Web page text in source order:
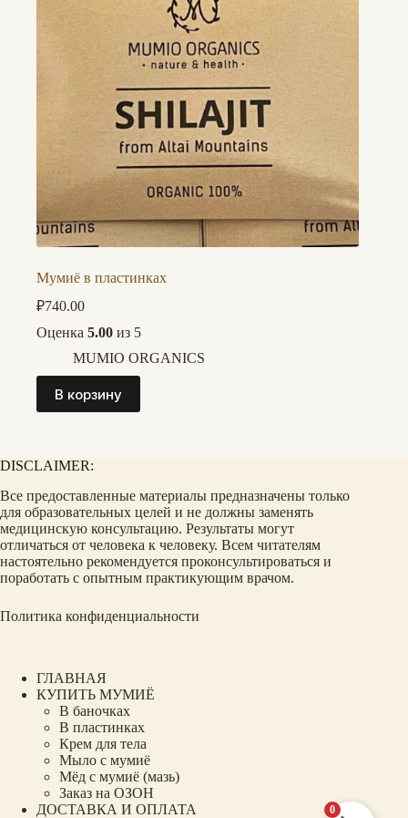
Мумиё в пластинках
₽740.00
Оценка 5.00 из 5
MUMIO ORGANICS
В корзину
DISCLAIMER:
Все предоставленные материалы предназначены только
для образовательных целей и не должны заменять
медицинскую консультацию. Результаты могут
отличаться от человека к человеку. Всем читателям
настоятельно рекомендуется проконсультироваться и
поработать с опытным практикующим врачом.
Политика конфиденциальности
ГЛАВНАЯ
КУПИТЬ МУМИЁ
В баночках
В пластинках
Крем для тела
Мыло с мумиё
Мёд с мумиё (мазь)
Заказ на ОЗОН
ДОСТАВКА И ОПЛАТА
0